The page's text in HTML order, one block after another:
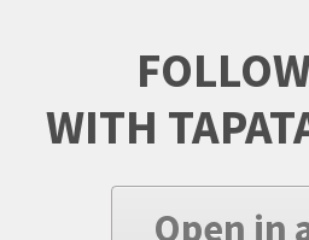
WITH
Open in